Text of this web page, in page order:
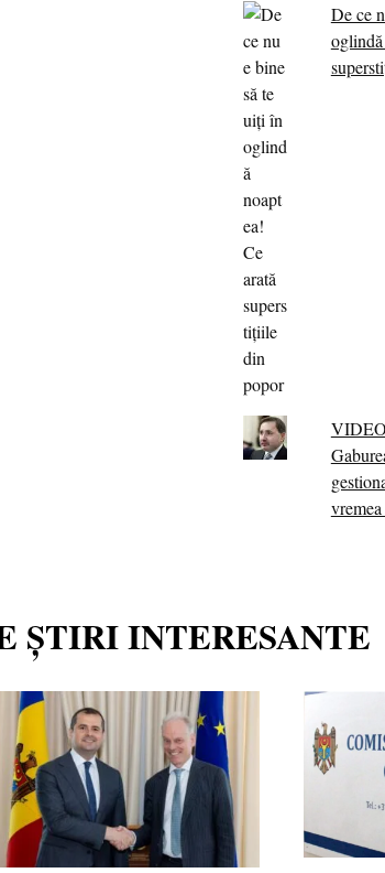
De ce
ȘTIRI INTERESANTE